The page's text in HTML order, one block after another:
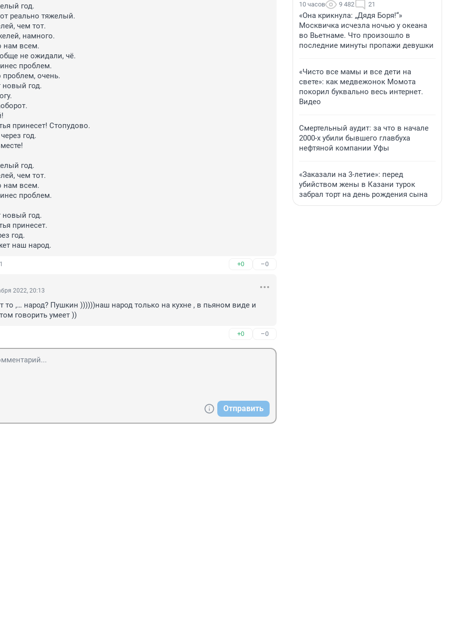
год.
реально тяжелый.
чем тот.
намного.
нам всем.
не ожидали, чё.
проблем.
очень.
новый год.
принесет! Стопудово.
год.
год.
чем тот.
нам всем.
проблем.
новый год.
принесет.
год.
наш народ.
1 +0 –0
2022, 20:13
то ,… народ? Пушкин ))))))наш народ только на кухне , в пьяном виде и
говорить умеет ))
+0 –0
Отправить
10 часов 9 482 21
«Она крикнула: „Дядя Боря!“»
Москвичка исчезла ночью у океана
во Вьетнаме. Что произошло в
последние минуты пропажи девушки
«Чисто все мамы и все дети на
свете»: как медвежонок Момота
покорил буквально весь интернет.
Видео
Смертельный аудит: за что в начале
2000-х убили бывшего главбуха
нефтяной компании Уфы
«Заказали на 3-летие»: перед
убийством жены в Казани турок
забрал торт на день рождения сына